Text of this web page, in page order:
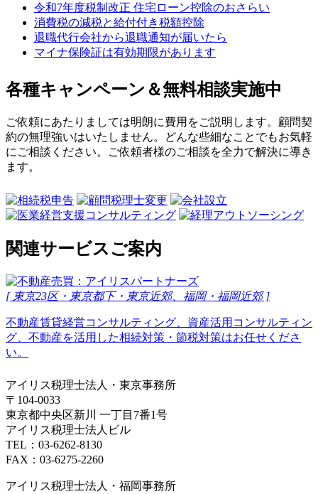
令和7年度税制改正 住宅ローン控除のおさらい
消費税の減税と給付付き税額控除
退職代行会社から退職通知が届いたら
マイナ保険証は有効期限があります
各種キャンペーン＆無料相談実施中
ご依頼にあたりましては明朗に費用をご説明します。顧問契
約の無理強いはいたしません。どんな些細なことでもお気軽
にご相談ください。ご依頼者様のご相談を全力で解決に導き
ます。
関連サービスご案内
[ 東京23区・東京都下・東京近郊、福岡・福岡近郊 ]
不動産賃貸経営コンサルティング、資産活用コンサルティン
グ、不動産を活用した相続対策・節税対策はお任せくださ
い。
アイリス税理士法人・東京事務所
〒104-0033
東京都中央区新川 一丁目7番1号
アイリス税理士法人ビル
TEL：03-6262-8130
FAX：03-6275-2260
アイリス税理士法人・福岡事務所